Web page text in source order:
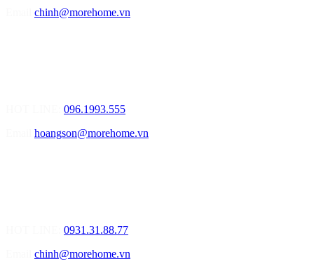
chinh@morehome.vn
096.1993.555
hoangson@morehome.vn
0931.31.88.77
chinh@morehome.vn